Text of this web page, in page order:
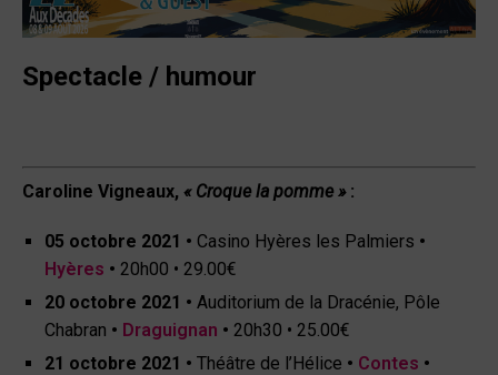
Spectacle / humour
Caroline Vigneaux, « Croque la pomme »:
05 octobre 2021 • Casino Hyères les Palmiers •
Hyères • 20h00 • 29.00€
20 octobre 2021 • Auditorium de la Dracénie, Pôle
Chabran • Draguignan • 20h30 • 25.00€
21 octobre 2021 • Théâtre de l’Hélice • Contes •